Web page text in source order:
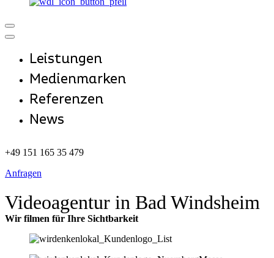
Leistungen
Medienmarken
Referenzen
News
+49 151 165 35 479
Anfragen
Videoagentur in Bad Windsheim
Wir filmen für Ihre Sichtbarkeit